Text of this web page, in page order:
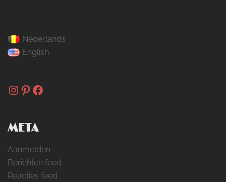
Nederlands
English
Instagram
Pinterest
Facebook
META
Aanmelden
Berichten feed
Reacties feed